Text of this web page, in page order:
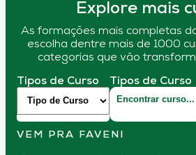
Explore mais
As formações mais completas
escolha dentre mais de 1000
categorias que vão
Tipos de Curso Tipos de Curso
VEM PRA FAVENI